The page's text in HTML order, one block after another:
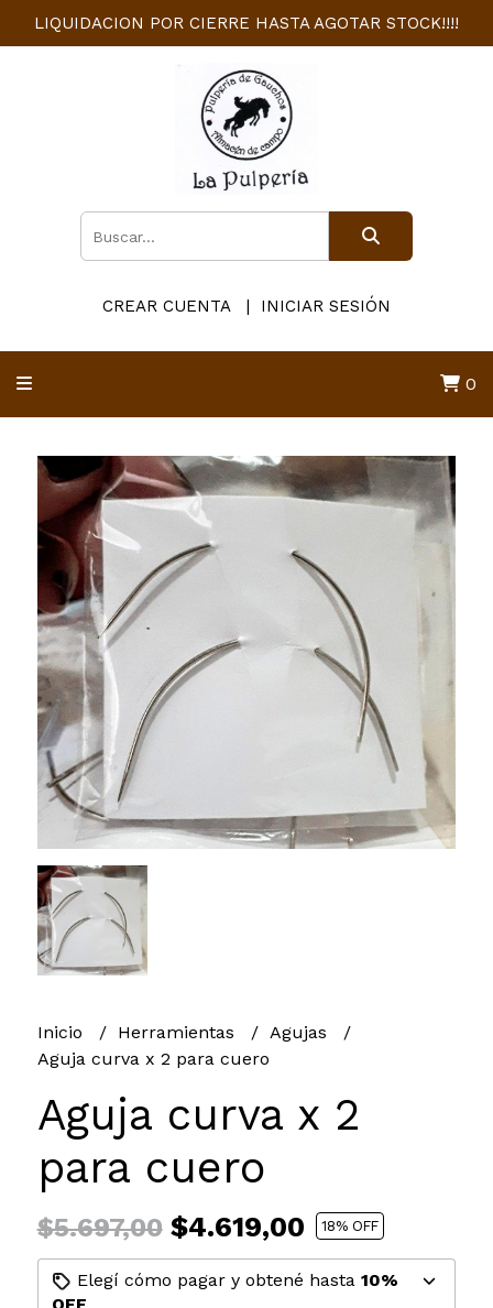
LIQUIDACION POR CIERRE HASTA AGOTAR STOCK!!!!
CREAR CUENTA INICIAR SESIÓN
0
Inicio Herramientas
Agujas
Aguja curva x 2 para cuero
Aguja curva x 2
para cuero
$5.697,00$4.619,00 18% OFF
Elegí cómo pagar y obtené hasta 10%
OFF